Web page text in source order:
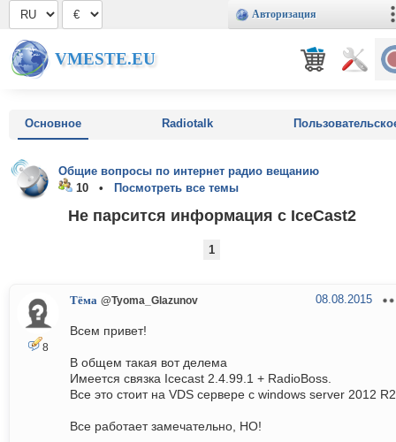
Авторизация
VMESTE.EU
Основное Radiotalk
Общие вопросы по интернет радио вещанию
10 •
Посмотреть все темы
Не парсится информация с IceCast2
1
8
Тёма @Tyoma_Glazunov 08.08.2015
Всем привет!
В общем такая вот делема
Имеется связка Icecast 2.4.99.1 + RadioBoss.
Все это стоит на VDS сервере с windows server 2012 R2
Все работает замечательно, НО!